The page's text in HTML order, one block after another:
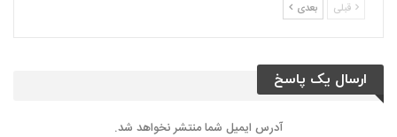
قبلی بعدی
ارسال یک پاسخ
آدرس ایمیل شما منتشر نخواهد شد.